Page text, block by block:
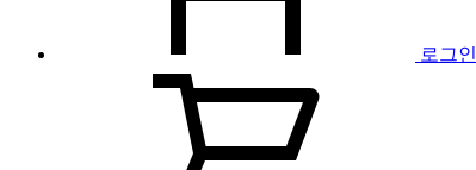
로그인